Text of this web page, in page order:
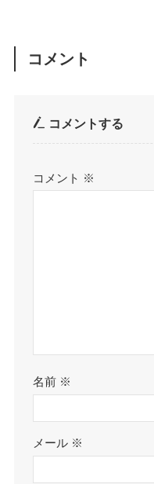
コメント
コメントする
コメント ※
名前 ※
メール ※